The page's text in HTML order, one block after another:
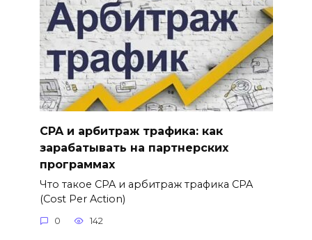
CPA и арбитраж трафика: как
зарабатывать на партнерских
программах
Что такое CPA и арбитраж трафика CPA
(Cost Per Action)
0 142